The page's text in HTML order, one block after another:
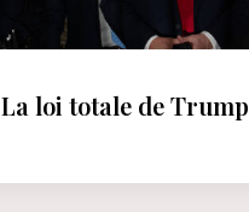
La loi totale de Trump